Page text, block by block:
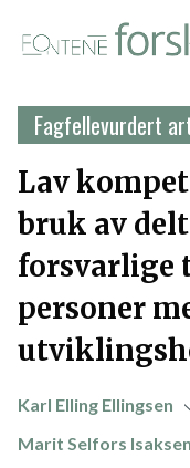
Fagfellevurdert
Lav
bruk av
forsvarlige
personer
Karl Elling Ellingsen
Marit Selfors Isaksen